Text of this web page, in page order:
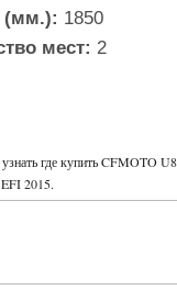
(мм.): 1850
мест: 2
где купить CFMOTO
2015.